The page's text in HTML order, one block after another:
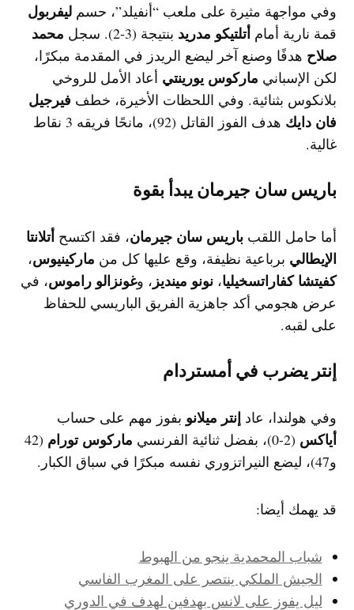
وفي مواجهة مثيرة على ملعب “أنفيلد”، حسمليفربول
قمة نارية أمامأتلتيكو مدريد بنتيجة (3-2). سجل
محمد
صلاح هدفًا وصنع آخر ليضع الريدز في المقدمة مبكرًا،
لكن الإسباني ماركوس يورينتي أعاد الأمل للروخي
بلانكوس بثنائية. وفي اللحظات الأخيرة، خطف فيرجيل
فان دايك
هدف الفوز القاتل (92)، مانحًا فريقه 3 نقاط
غالية.
باريس سان جيرمان يبدأ بقوة
أما حامل اللقبباريس سان جيرمان، فقد اكتسحأتلانتا
الإيطالي برباعية نظيفة، وقع عليها كل من ماركينيوس،
كفيتشا كفاراتسخيليا،نونو مينديز ، وغونزالو راموس، في
عرض هجومي أكد جاهزية الفريق الباريسي للحفاظ
على لقبه.
إنتر يضرب في أمستردام
وفي هولندا، عاد إنتر ميلانو بفوز مهم على حساب
أياكس (2-0)، بفضل ثنائية الفرنسي ماركوس تورام (42
و47)، ليضع النيراتزوري نفسه مبكرًا في سباق الكبار.
قد يهمك أيضا:
شباب المحمدية ينجو من الهبوط
الجيش الملكي ينتصر على المغرب الفاسي
ليل يفوز على لانس بهدفين لهدف في الدوري